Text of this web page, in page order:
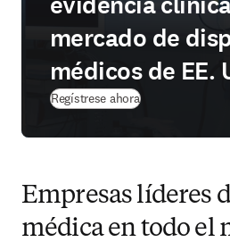
mercado de
médicos de EE.
Regístrese ahora(
Empresas líderes
médica en todo el